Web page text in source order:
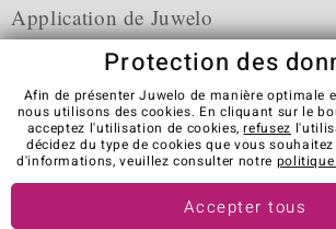
Application de Juwelo
CGV Protection des données
Mentions légales
Contact
Visit our stores in other
Protection des
Afin de présenter Juwelo de manière optimale
nous utilisons des cookies. En cliquant sur le
acceptez l'utilisation de cookies,refusez
décidez du type de cookies que vous
d'informations, veuillez consulter notre
Accepter tous